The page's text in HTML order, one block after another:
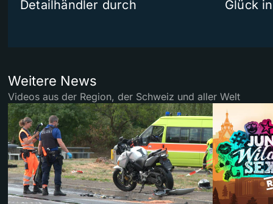
Detailhändler durch
Glück
Weitere News
Videos aus der Region, der Schweiz und aller Welt